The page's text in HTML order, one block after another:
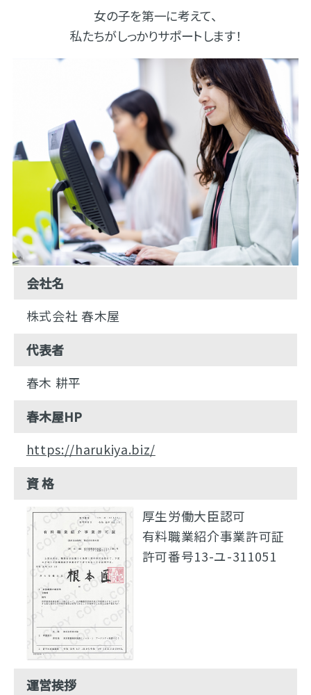
女の子を第一に考えて、
私たちがしっかりサポートします！
会社名
株式会社 春木屋
代表者
春木 耕平
春木屋HP
https://harukiya.biz/
資 格
厚生労働大臣認可
有料職業紹介事業許可証
許可番号13-ユ-311051
運営挨拶